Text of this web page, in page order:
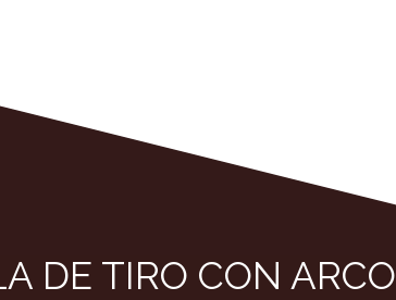
DE TIRO CON ARCO